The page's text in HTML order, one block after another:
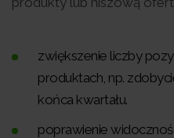
zwiększenie liczby
produktach, np.
końca kwartału.
poprawienie